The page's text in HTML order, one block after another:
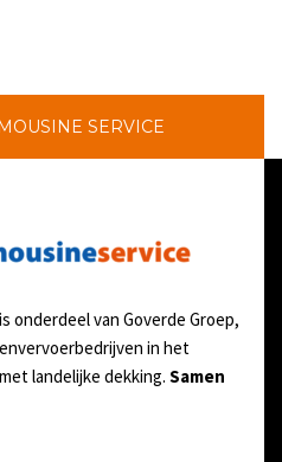
SERVICE
is onderdeel van Goverde Groep,
in het
landelijke dekking. Samen